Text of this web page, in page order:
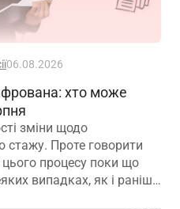
06.08.2026
хто може
зміни щодо
стажу. Проте говорити
процесу поки що
випадках, як і раніше,